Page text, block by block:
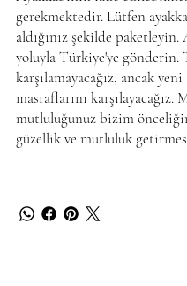
gerekmektedir. Lütfen
aldığınız şekilde paketleyin.
yoluyla Türkiye'ye gönderin.
karşılamayacağız, ancak
masraflarını
mutluluğunuz bizim
güzellik ve mutluluk